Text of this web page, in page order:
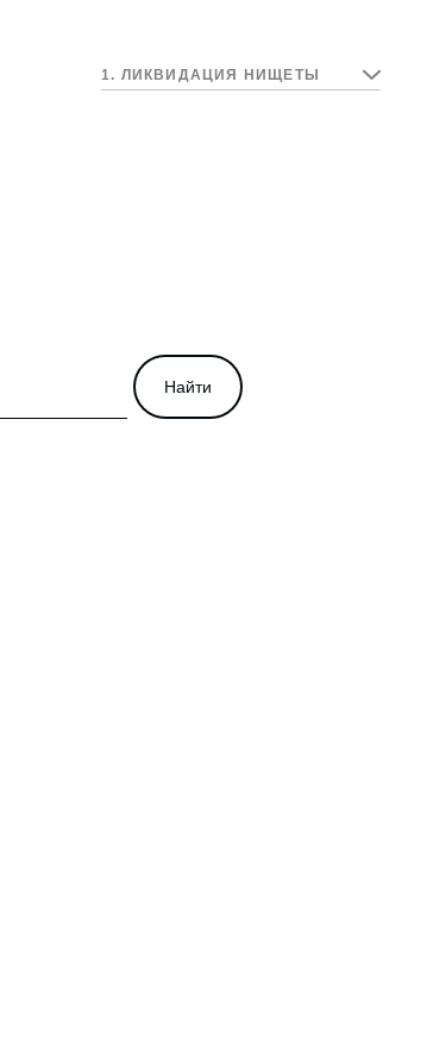
1. ЛИКВИДАЦИЯ НИЩЕТЫ
Найти